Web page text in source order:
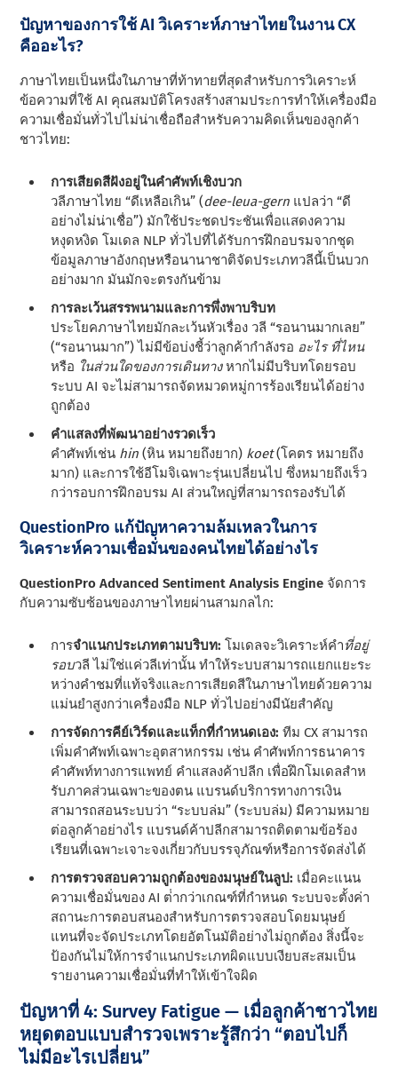
ปัญหาของการใช้ AI วิเคราะห์ภาษาไทยในงาน CX
คืออะไร?
ภาษาไทยเป็นหนึ่งในภาษาที่ท้าทายที่สุดสําหรับการวิเคราะห์
ข้อความที่ใช้ AI คุณสมบัติโครงสร้างสามประการทําให้เครื่องมือ
ความเชื่อมั่นทั่วไปไม่น่าเชื่อถือสําหรับความคิดเห็นของลูกค้า
ชาวไทย:
การเสียดสีฝังอยู่ในคําศัพท์เชิงบวก
วลีภาษาไทย “ดีเหลือเกิน” (dee-leua-gern แปลว่า “ดี
อย่างไม่น่าเชื่อ”) มักใช้ประชดประชันเพื่อแสดงความ
หงุดหงิด โมเดล NLP ทั่วไปที่ได้รับการฝึกอบรมจากชุด
ข้อมูลภาษาอังกฤษหรือนานาชาติจัดประเภทวลีนี้เป็นบวก
อย่างมาก มันมักจะตรงกันข้าม
การละเว้นสรรพนามและการพึ่งพาบริบท
ประโยคภาษาไทยมักละเว้นหัวเรื่อง วลี “รอนานมากเลย”
(“รอนานมาก”) ไม่มีข้อบ่งชี้ว่าลูกค้ากําลังรอ อะไร ที่ไหน
หรือ ในส่วนใดของการเดินทางหากไม่มีบริบทโดยรอบ
ระบบ AI จะไม่สามารถจัดหมวดหมู่การร้องเรียนได้อย่าง
ถูกต้อง
คําแสลงที่พัฒนาอย่างรวดเร็ว
คําศัพท์เช่น hin (หิน หมายถึงยาก) koet(โคตร หมายถึง
มาก) และการใช้อีโมจิเฉพาะรุ่นเปลี่ยนไป ซึ่งหมายถึงเร็ว
กว่ารอบการฝึกอบรม AI ส่วนใหญ่ที่สามารถรองรับได้
QuestionPro แก้ปัญหาความล้มเหลวในการ
วิเคราะห์ความเชื่อมั่นของคนไทยได้อย่างไร
QuestionPro Advanced Sentiment Analysis Engine จัดการ
กับความซับซ้อนของภาษาไทยผ่านสามกลไก:
การจําแนกประเภทตามบริบท: โมเดลจะวิเคราะห์คําที่อยู่
รอบวลี ไม่ใช่แค่วลีเท่านั้น ทําให้ระบบสามารถแยกแยะระ
หว่างคําชมที่แท้จริงและการเสียดสีในภาษาไทยด้วยความ
แม่นยําสูงกว่าเครื่องมือ NLP ทั่วไปอย่างมีนัยสําคัญ
การจัดการคีย์เวิร์ดและแท็กที่กําหนดเอง: ทีม CX สามารถ
เพิ่มคําศัพท์เฉพาะอุตสาหกรรม เช่น คําศัพท์การธนาคาร
คําศัพท์ทางการแพทย์ คําแสลงค้าปลีก เพื่อฝึกโมเดลสําห
รับภาคส่วนเฉพาะของตน แบรนด์บริการทางการเงิน
สามารถสอนระบบว่า “ระบบล่ม” (ระบบล่ม) มีความหมาย
ต่อลูกค้าอย่างไร แบรนด์ค้าปลีกสามารถติดตามข้อร้อง
เรียนที่เฉพาะเจาะจงเกี่ยวกับบรรจุภัณฑ์หรือการจัดส่งได้
การตรวจสอบความถูกต้องของมนุษย์ในลูป: เมื่อคะแนน
ความเชื่อมั่นของ AI ต่ํากว่าเกณฑ์ที่กําหนด ระบบจะตั้งค่า
สถานะการตอบสนองสําหรับการตรวจสอบโดยมนุษย์
แทนที่จะจัดประเภทโดยอัตโนมัติอย่างไม่ถูกต้อง สิ่งนี้จะ
ป้องกันไม่ให้การจําแนกประเภทผิดแบบเงียบสะสมเป็น
รายงานความเชื่อมั่นที่ทําให้เข้าใจผิด
ปัญหาที่ 4: Survey Fatigue — เมื่อลูกค้าชาวไทย
หยุดตอบแบบสำรวจเพราะรู้สึกว่า “ตอบไปก็
ไม่มีอะไรเปลี่ยน”